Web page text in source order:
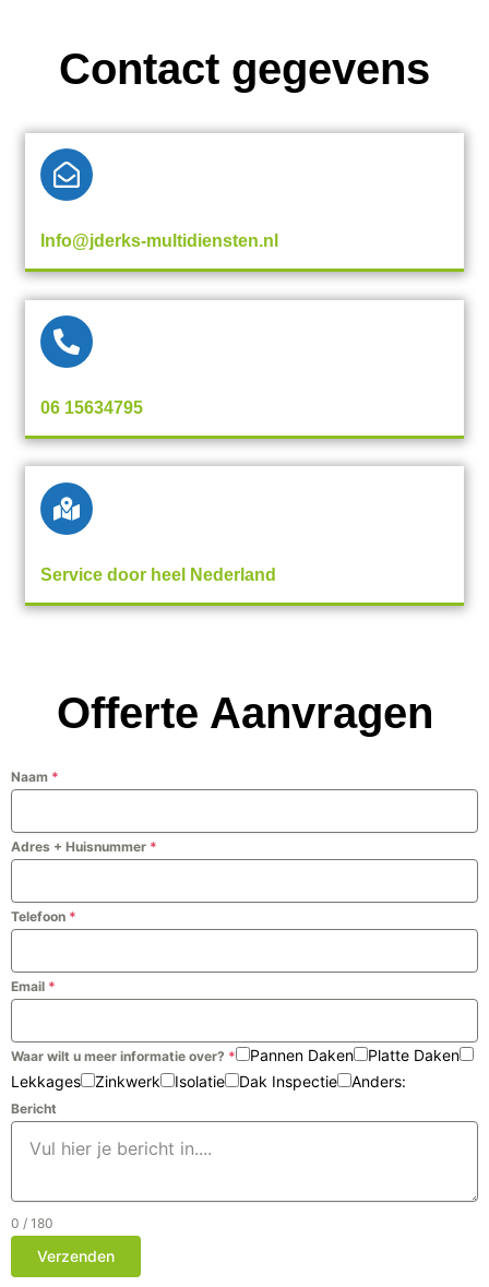
Contact gegevens
Info@jderks-multidiensten.nl
06 15634795
Service door heel Nederland
Offerte Aanvragen
Naam *
Adres + Huisnummer *
Telefoon *
Email *
Waar wilt u meer informatie over? * Pannen Daken
Platte Daken
Lekkages
Zinkwerk Isolatie Dak Inspectie Anders:
Bericht
0 / 180
Verzenden